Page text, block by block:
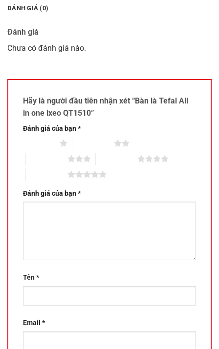
ĐÁNH GIÁ (0)
Đánh giá
Chưa có đánh giá nào.
Hãy là người đầu tiên nhận xét “Bàn là Tefal All
in one ixeo QT1510”
Đánh giá của bạn*
Đánh giá của bạn*
Tên*
Email *